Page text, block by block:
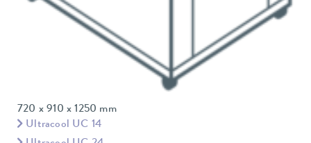
720 x 910 x 1250 mm
Ultracool UC 14